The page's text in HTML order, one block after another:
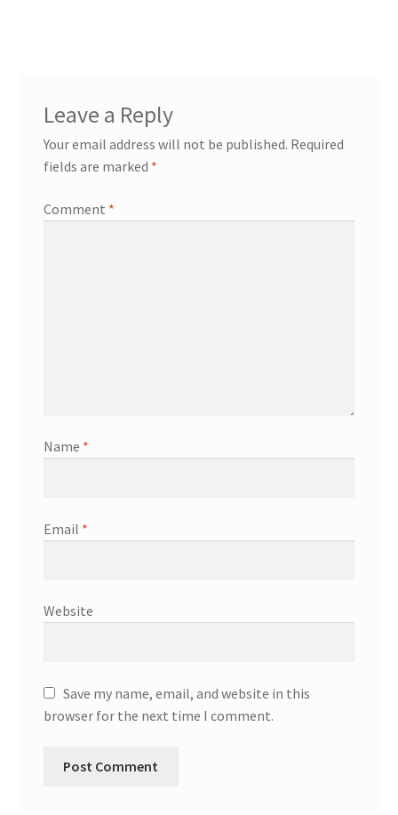
Leave a Reply
Your email address will not be published. Required
fields are marked *
Comment *
Name *
Email *
Website
Save my name, email, and website in this
browser for the next time I comment.